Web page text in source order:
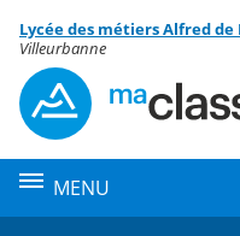
Menu de la rubrique
Contenu
Lycée des métiers Alfred de
Villeurbanne
MENU